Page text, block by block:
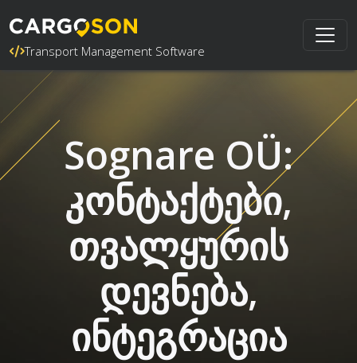
Transport Management Software
Sognare OÜ:
კონტაქტები,
თვალყურის
დევნება,
ინტეგრაცია